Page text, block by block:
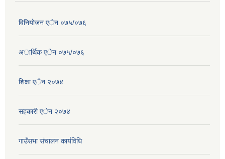
विनियाेजन एेन ०७५/०७६
अार्थिक एेन ०७५/०७६
शिक्षा एेन २०७४
सहकारी एेन २०७४
गाउँसभा संचालन कार्यविधि